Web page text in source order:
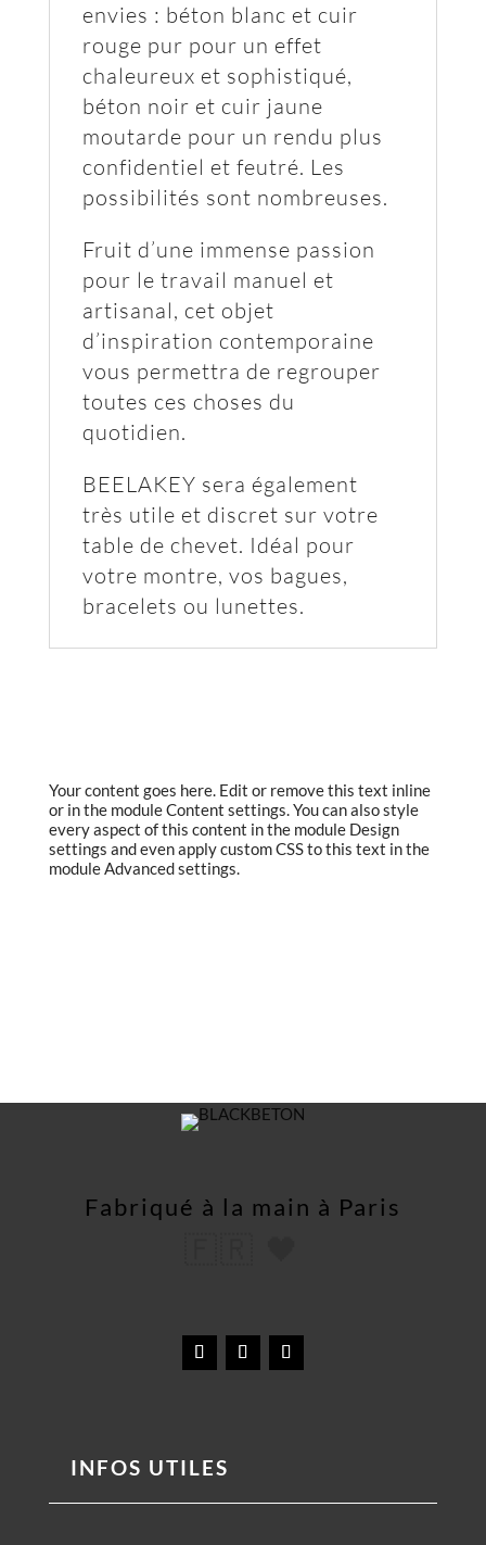
envies : béton blanc et cuir
rouge pur pour un effet
chaleureux et sophistiqué,
béton noir et cuir jaune
moutarde pour un rendu plus
confidentiel et feutré. Les
possibilités sont nombreuses.
Fruit d’une immense passion
pour le travail manuel et
artisanal, cet objet
d’inspiration contemporaine
vous permettra de regrouper
toutes ces choses du
quotidien.
BEELAKEY sera également
très utile et discret sur votre
table de chevet. Idéal pour
votre montre, vos bagues,
bracelets ou lunettes.
Your content goes here. Edit or remove this text inline
or in the module Content settings. You can also style
every aspect of this content in the module Design
settings and even apply custom CSS to this text in the
module Advanced settings.
Fabriqué à la main à Paris
INFOS UTILES